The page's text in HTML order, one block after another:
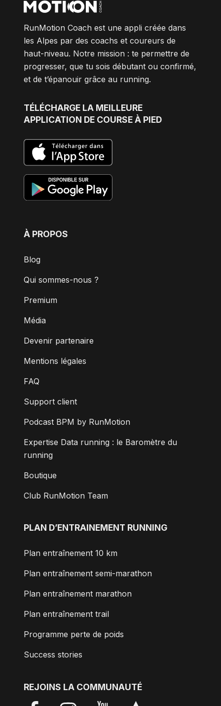
RunMotion Coach est une appli créée dans
les Alpes par des coachs et coureurs de
haut-niveau. Notre mission : te permettre de
progresser, que tu sois débutant ou confirmé,
et de t’épanouir grâce au running.
TÉLÉCHARGE LA MEILLEURE
APPLICATION DE COURSE À PIED
À PROPOS
Blog
Qui sommes-nous ?
Premium
Média
Devenir partenaire
Mentions légales
FAQ
Support client
Podcast BPM by RunMotion
Expertise Data running : le Baromètre du
running
Boutique
Club RunMotion Team
PLAN D’ENTRAINEMENT RUNNING
Plan entraînement 10 km
Plan entraînement semi-marathon
Plan entraînement marathon
Plan entraînement trail
Programme perte de poids
Success stories
REJOINS LA COMMUNAUTÉ